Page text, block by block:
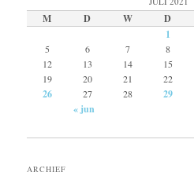
M D W D
1
5
6 7 8
12
13 14 15
19
20 21 22
26 27 28 29
« jun
ARCHIEF